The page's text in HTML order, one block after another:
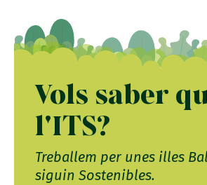
Vols saber
l'ITS?
Treballem per unes illes
siguin Sostenibles.